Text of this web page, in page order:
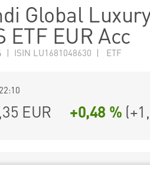
Global
ETF EUR Acc
| ISIN LU1681048630 | ETF
EUR +0,48 % (